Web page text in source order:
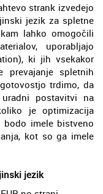
strank izvedejo
jezik za spletne
lahko omogočili
uporabljajo
ki jih vsekakor
spletnih
trdimo, da
postavitvi na
je optimizacija
bodo imele bistveno
kot so ga imele
jezik